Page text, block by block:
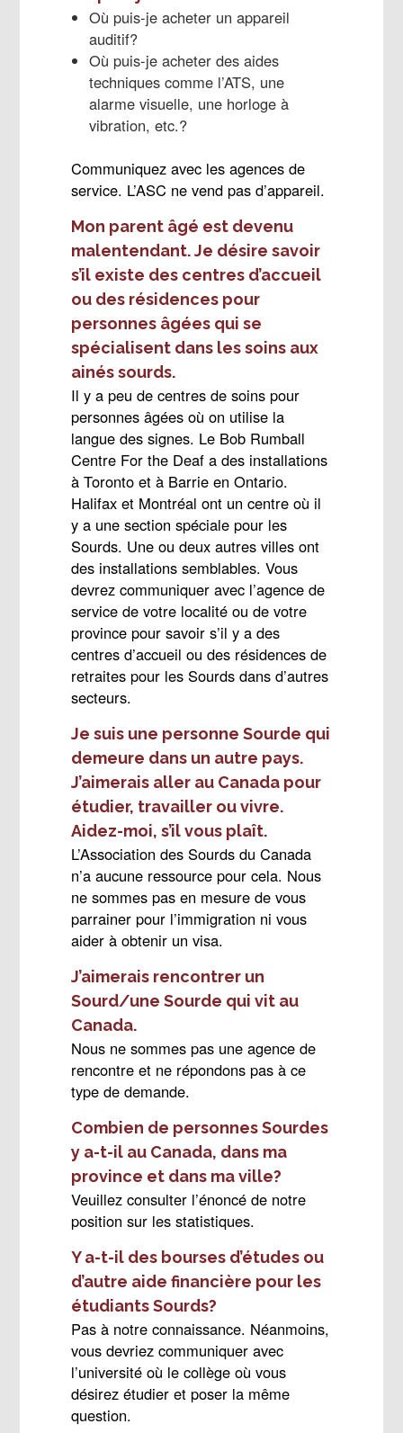
Où puis-je acheter un appareil
auditif?
Où puis-je acheter des aides
techniques comme l’ATS, une
alarme visuelle, une horloge à
vibration, etc.?
Communiquez avec les agences de
service. L’ASC ne vend pas d’appareil.
Mon parent âgé est devenu
malentendant. Je désire savoir
s’il existe des centres d’accueil
ou des résidences pour
personnes âgées qui se
spécialisent dans les soins aux
ainés sourds.
Il y a peu de centres de soins pour
personnes âgées où on utilise la
langue des signes. Le Bob Rumball
Centre For the Deaf a des installations
à Toronto et à Barrie en Ontario.
Halifax et Montréal ont un centre où il
y a une section spéciale pour les
Sourds. Une ou deux autres villes ont
des installations semblables. Vous
devrez communiquer avec l’agence de
service de votre localité ou de votre
province pour savoir s’il y a des
centres d’accueil ou des résidences de
retraites pour les Sourds dans d’autres
secteurs.
Je suis une personne Sourde qui
demeure dans un autre pays.
J’aimerais aller au Canada pour
étudier, travailler ou vivre.
Aidez-moi, s’il vous plaît.
L’Association des Sourds du Canada
n’a aucune ressource pour cela. Nous
ne sommes pas en mesure de vous
parrainer pour l’immigration ni vous
aider à obtenir un visa.
J’aimerais rencontrer un
Sourd/une Sourde qui vit au
Canada.
Nous ne sommes pas une agence de
rencontre et ne répondons pas à ce
type de demande.
Combien de personnes Sourdes
y a-t-il au Canada, dans ma
province et dans ma ville?
Veuillez consulter l’énoncé de notre
position sur les statistiques.
Y a-t-il des bourses d’études ou
d’autre aide financière pour les
étudiants Sourds?
Pas à notre connaissance. Néanmoins,
vous devriez communiquer avec
l’université où le collège où vous
désirez étudier et poser la même
question.